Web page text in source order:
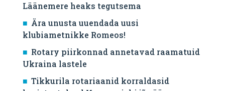
Läänemere heaks tegutsema
Ära unusta uuendada uusi
klubiametnikke Romeos!
Rotary piirkonnad annetavad raamatuid
Ukraina lastele
Tikkurila rotariaanid korraldasid